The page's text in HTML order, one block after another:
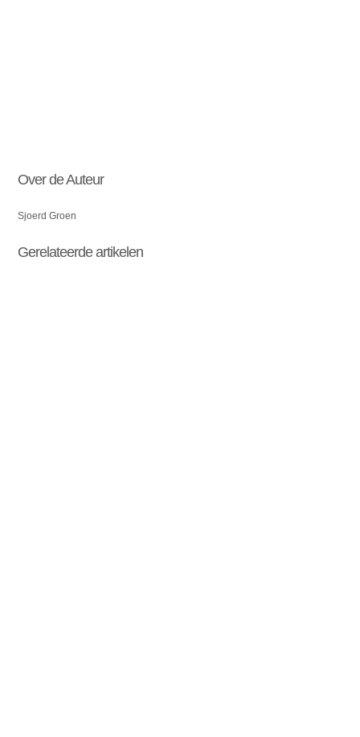
Over de Auteur
Sjoerd Groen
Gerelateerde artikelen